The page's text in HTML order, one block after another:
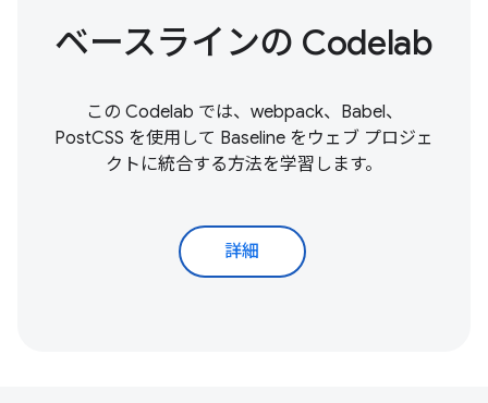
ベースラインの Codelab
この Codelab では、webpack、Babel、
PostCSS を使用して Baseline をウェブ プロジェ
クトに統合する方法を学習します。
詳細